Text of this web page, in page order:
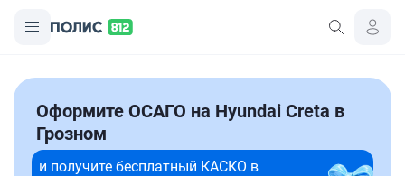
Оформите ОСАГО на Hyundai Creta в
Грозном
и получите бесплатный КАСКО в